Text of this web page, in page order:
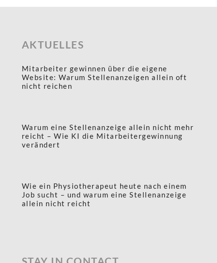
AKTUELLES
Mitarbeiter gewinnen über die eigene
Website: Warum Stellenanzeigen allein oft
nicht reichen
Warum eine Stellenanzeige allein nicht mehr
reicht – Wie KI die Mitarbeitergewinnung
verändert
Wie ein Physiotherapeut heute nach einem
Job sucht – und warum eine Stellenanzeige
allein nicht reicht